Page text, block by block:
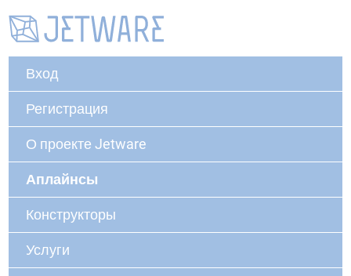
Вход
Регистрация
О проекте Jetware
Аплайнсы
Конструкторы
Услуги